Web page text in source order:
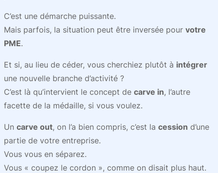
C’est une démarche puissante.
Mais parfois, la situation peut être inversée pour votre
PME.
Et si, au lieu de céder, vous cherchiez plutôt à intégrer
une nouvelle branche d’activité ?
C’est là qu’intervient le concept de carve in, l’autre
facette de la médaille, si vous voulez.
Un carve out, on l’a bien compris, c’est la cession d’une
partie de votre entreprise.
Vous vous en séparez.
Vous « coupez le cordon », comme on disait plus haut.